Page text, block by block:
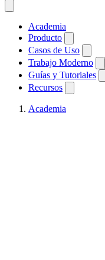
Academia
Producto
Casos de Uso
Trabajo Moderno
Guías y Tutoriales
Recursos
Academia